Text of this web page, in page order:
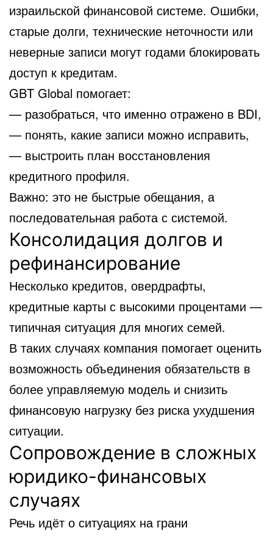
израильской финансовой системе. Ошибки,
старые долги, технические неточности или
неверные записи могут годами блокировать
доступ к кредитам.
GBT Global помогает:
— разобраться, что именно отражено в BDI,
— понять, какие записи можно исправить,
— выстроить план восстановления
кредитного профиля.
Важно: это не быстрые обещания, а
последовательная работа с системой.
Консолидация долгов и
рефинансирование
Несколько кредитов, овердрафты,
кредитные карты с высокими процентами —
типичная ситуация для многих семей.
В таких случаях компания помогает оценить
возможность объединения обязательств в
более управляемую модель и снизить
финансовую нагрузку без риска ухудшения
ситуации.
Сопровождение в сложных
юридико-финансовых
случаях
Речь идёт о ситуациях на грани